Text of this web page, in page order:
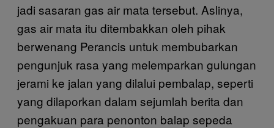
jadi sasaran gas air mata tersebut. Aslinya,
gas air mata itu ditembakkan oleh pihak
berwenang Perancis untuk membubarkan
pengunjuk rasa yang melemparkan gulungan
jerami ke jalan yang dilalui pembalap, seperti
yang dilaporkan dalam sejumlah berita dan
pengakuan para penonton balap sepeda